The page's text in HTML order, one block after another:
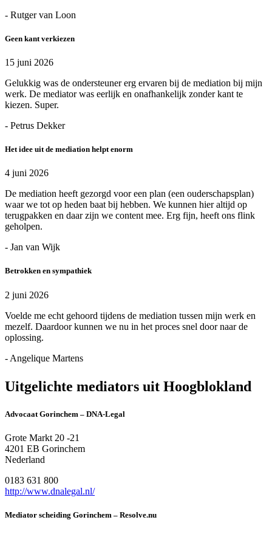
- Rutger van Loon
Geen kant verkiezen
15 juni 2026
Gelukkig was de ondersteuner erg ervaren bij de mediation bij mijn
werk. De mediator was eerlijk en onafhankelijk zonder kant te
kiezen. Super.
- Petrus Dekker
Het idee uit de mediation helpt enorm
4 juni 2026
De mediation heeft gezorgd voor een plan (een ouderschapsplan)
waar we tot op heden baat bij hebben. We kunnen hier altijd op
terugpakken en daar zijn we content mee. Erg fijn, heeft ons flink
geholpen.
- Jan van Wijk
Betrokken en sympathiek
2 juni 2026
Voelde me echt gehoord tijdens de mediation tussen mijn werk en
mezelf. Daardoor kunnen we nu in het proces snel door naar de
oplossing.
- Angelique Martens
Uitgelichte mediators uit Hoogblokland
Advocaat Gorinchem – DNA-Legal
Grote Markt 20 -21
4201 EB Gorinchem
Nederland
0183 631 800
http://www.dnalegal.nl/
Mediator scheiding Gorinchem – Resolve.nu